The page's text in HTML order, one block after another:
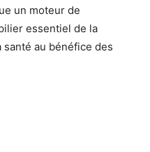
un moteur de
essentiel de la
au bénéfice des